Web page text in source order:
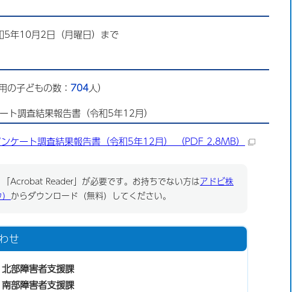
年10月2日（月曜日）まで
の子どもの数： 704人）
ト調査結果報告書（令和5年12月）
ケート調査結果報告書（令和5年12月） （PDF 2.8MB）
Acrobat Reader」が必要です。お持ちでない方はアドビ株
からダウンロード（無料）してください。
せ
部障害者支援課
部障害者支援課